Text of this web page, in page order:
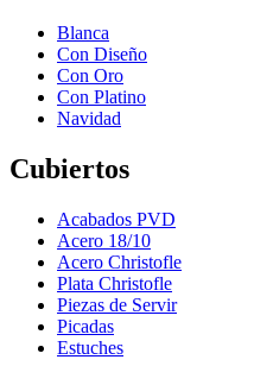
Blanca
Con Diseño
Con Oro
Con Platino
Navidad
Cubiertos
Acabados PVD
Acero 18/10
Acero Christofle
Plata Christofle
Piezas de Servir
Picadas
Estuches